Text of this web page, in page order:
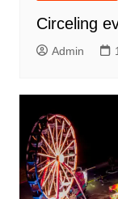
Circeling
Admin